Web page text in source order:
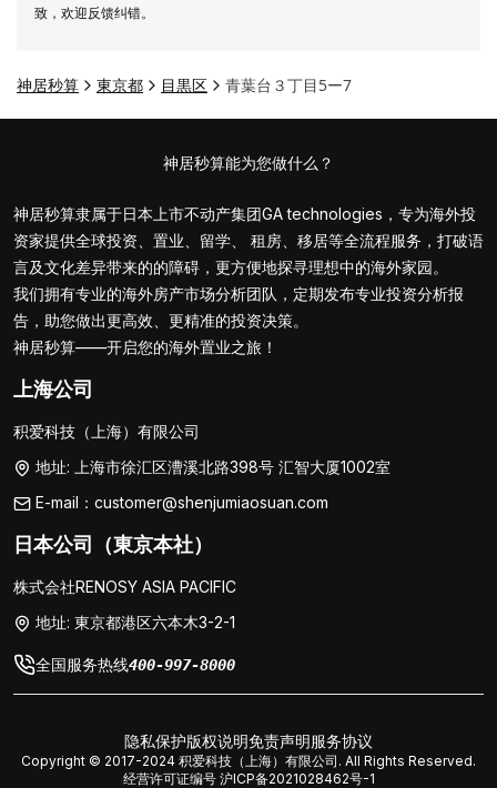
致，欢迎反馈纠错。
神居秒算 東京都 目黒区 青葉台３丁目5ー7
神居秒算能为您做什么？
神居秒算隶属于日本上市不动产集团GA technologies，专为海外投
资家提供全球投资、置业、留学、 租房、移居等全流程服务，打破语
言及文化差异带来的的障碍，更方便地探寻理想中的海外家园。
我们拥有专业的海外房产市场分析团队，定期发布专业投资分析报
告，助您做出更高效、更精准的投资决策。
神居秒算——开启您的海外置业之旅！
上海公司
积爱科技（上海）有限公司
地址: 上海市徐汇区漕溪北路398号 汇智大厦1002室
E-mail：customer@shenjumiaosuan.com
日本公司（東京本社）
株式会社RENOSY ASIA PACIFIC
地址: 東京都港区六本木3-2-1
全国服务热线400-997-8000
隐私保护版权说明免责声明服务协议
Copyright © 2017-2024 积爱科技（上海）有限公司. All Rights Reserved.
经营许可证编号 沪ICP备2021028462号-1